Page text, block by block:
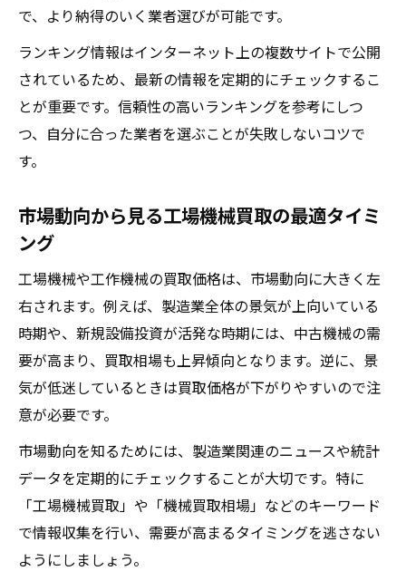
で、より納得のいく業者選びが可能です。
ランキング情報はインターネット上の複数サイトで公開
されているため、最新の情報を定期的にチェックするこ
とが重要です。信頼性の高いランキングを参考にしつ
つ、自分に合った業者を選ぶことが失敗しないコツで
す。
市場動向から見る工場機械買取の最適タイミ
ング
工場機械や工作機械の買取価格は、市場動向に大きく左
右されます。例えば、製造業全体の景気が上向いている
時期や、新規設備投資が活発な時期には、中古機械の需
要が高まり、買取相場も上昇傾向となります。逆に、景
気が低迷しているときは買取価格が下がりやすいので注
意が必要です。
市場動向を知るためには、製造業関連のニュースや統計
データを定期的にチェックすることが大切です。特に
「工場機械買取」や「機械買取相場」などのキーワード
で情報収集を行い、需要が高まるタイミングを逃さない
ようにしましょう。